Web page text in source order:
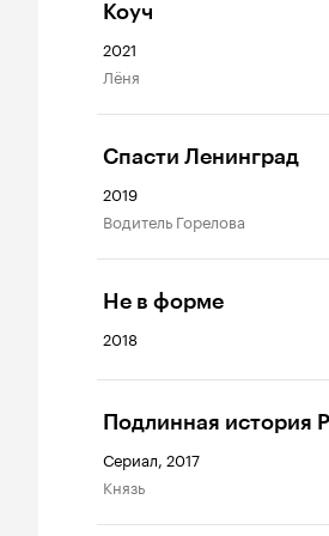
Коуч
2021
Лёня
Спасти Ленинград
2019
водитель Горелова
Не в форме
2018
Подлинная история
Сериал, 2017
князь